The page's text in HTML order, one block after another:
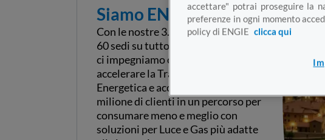
Siamo ENGIE
Con le nostre 3.200 persone e oltre
60 sedi su tutto il territorio italiano
ci impegniamo ogni giorno per
accelerare la Transizione
Energetica e accompagnare oltre 1
milione di clienti in un percorso per
consumare meno e meglio con
soluzioni per Luce e Gas più adatte
accettare" potrai proseguire la
preferenze in ogni momento
policy di ENGIE clicca qui